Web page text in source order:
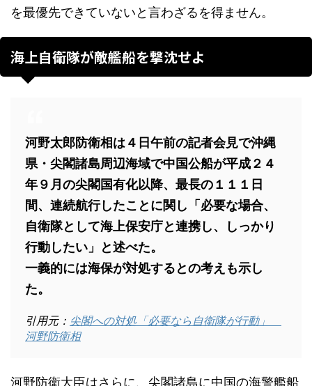
を最優先できていないと言わざるを得ません。
海上自衛隊が敵艦船を撃沈せよ
河野太郎防衛相は４日午前の記者会見で沖縄
県・尖閣諸島周辺海域で中国公船が平成２４
年９月の尖閣国有化以降、最長の１１１日
間、連続航行したことに関し「必要な場合、
自衛隊として海上保安庁と連携し、しっかり
行動したい」と述べた。
一義的には海保が対処するとの考えも示し
た。
引用元： 尖閣への対処「必要なら自衛隊が行動」
河野防衛相
河野防衛大臣はさらに、尖閣諸島に中国の海警艦船